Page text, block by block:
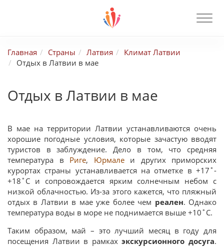
Главная Страны Латвия
Климат Латвии
Отдых в Латвии в мае
Отдых в Латвии в мае
В мае на территории Латвии устанавливаются очень
хорошие погодные условия, которые зачастую вводят
туристов в заблуждение. Дело в том, что средняя
температура в Риге, Юрмалеи других приморских
курортах страны устанавливается на отметке в +17˚-
+18˚C и сопровождается ярким солнечным небом с
низкой облачностью. Из-за этого кажется, что пляжный
отдых в Латвии в мае уже более чем реален. Однако
температура воды в море не поднимается выше +10˚C.
Таким образом, май – это лучший месяц в году для
посещения Латвии в рамкахэкскурсионного досуга.